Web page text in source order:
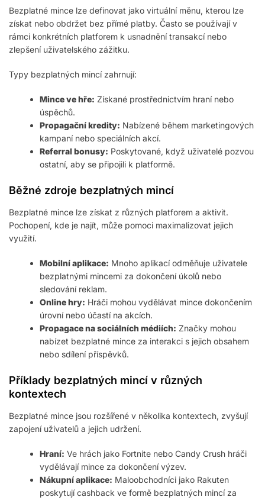
Bezplatné mince lze definovat jako virtuální měnu, kterou lze
získat nebo obdržet bez přímé platby. Často se používají v
rámci konkrétních platforem k usnadnění transakcí nebo
zlepšení uživatelského zážitku.
Typy bezplatných mincí zahrnují:
Mince ve hře: Získané prostřednictvím hraní nebo
úspěchů.
Propagační kredity: Nabízené během marketingových
kampaní nebo speciálních akcí.
Referral bonusy: Poskytované, když uživatelé pozvou
ostatní, aby se připojili k platformě.
Běžné zdroje bezplatných mincí
Bezplatné mince lze získat z různých platforem a aktivit.
Pochopení, kde je najít, může pomoci maximalizovat jejich
využití.
Mobilní aplikace: Mnoho aplikací odměňuje uživatele
bezplatnými mincemi za dokončení úkolů nebo
sledování reklam.
Online hry: Hráči mohou vydělávat mince dokončením
úrovní nebo účastí na akcích.
Propagace na sociálních médiích: Značky mohou
nabízet bezplatné mince za interakci s jejich obsahem
nebo sdílení příspěvků.
Příklady bezplatných mincí v různých
kontextech
Bezplatné mince jsou rozšířené v několika kontextech, zvyšují
zapojení uživatelů a jejich udržení.
Hraní: Ve hrách jako Fortnite nebo Candy Crush hráči
vydělávají mince za dokončení výzev.
Nákupní aplikace: Maloobchodníci jako Rakuten
poskytují cashback ve formě bezplatných mincí za